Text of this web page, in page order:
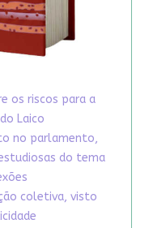
os riscos para a
Laico
no parlamento,
do tema
coletiva, visto